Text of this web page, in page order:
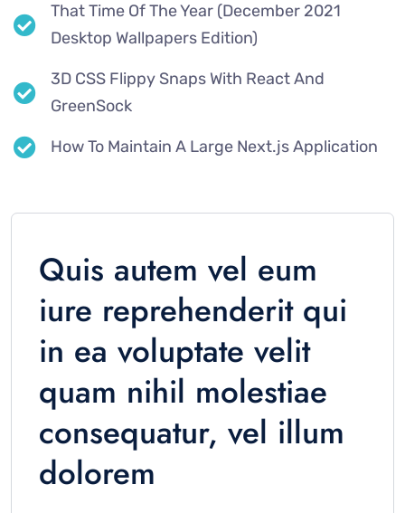
That Time Of The Year (December 2021
Desktop Wallpapers Edition)
3D CSS Flippy Snaps With React And
GreenSock
How To Maintain A Large Next.js Application
Quis autem vel eum
iure reprehenderit qui
in ea voluptate velit
quam nihil molestiae
consequatur, vel illum
dolorem